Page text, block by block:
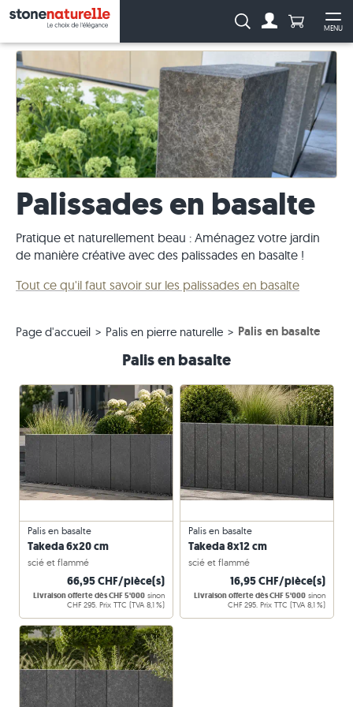
MENU
Recherche :Anzahl
Palissades en basalte
Pratique et naturellement beau : Aménagez votre jardin
de manière créative avec des palissades en basalte !
Tout ce qu'il faut savoir sur les palissades en basalte
Page d'accueil Palis en pierre naturelle Palis en basalte
Palis en basalte
Palis en basalte
Takeda 6x20 cm
scié et flammé
66,95 CHF/pièce(s)
Livraison offerte dès CHF 5'000 sinon
CHF 295. Prix TTC (TVA 8,1 %)
Palis en basalte
Takeda 8x12 cm
scié et flammé
16,95 CHF/pièce(s)
Livraison offerte dès CHF 5'000 sinon
CHF 295. Prix TTC (TVA 8,1 %)